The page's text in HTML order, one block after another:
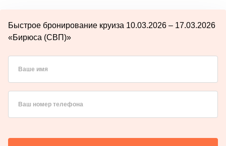
Быстрое бронирование круиза 10.03.2026 – 17.03.2026
«Бирюса (СВП)»
Ваше имя
Ваш номер телефона